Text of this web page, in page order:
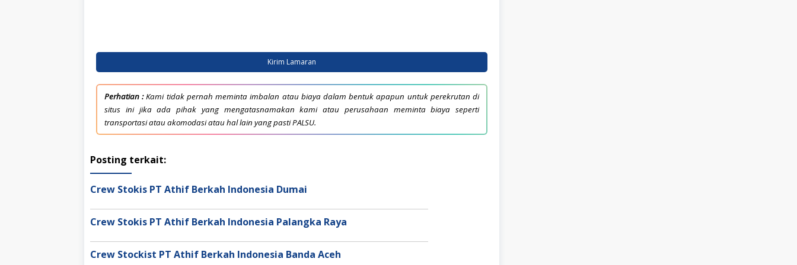
Kirim Lamaran
Perhatian :Kami tidak pernah meminta imbalan atau biaya dalam bentuk apapun untuk perekrutan di
situs ini jika ada pihak yang mengatasnamakan kami atau perusahaan meminta biaya seperti
transportasi atau akomodasi atau hal lain yang pasti PALSU.
Posting terkait:
Crew Stokis PT Athif Berkah Indonesia Dumai
Crew Stokis PT Athif Berkah Indonesia Palangka Raya
Crew Stockist PT Athif Berkah Indonesia Banda Aceh